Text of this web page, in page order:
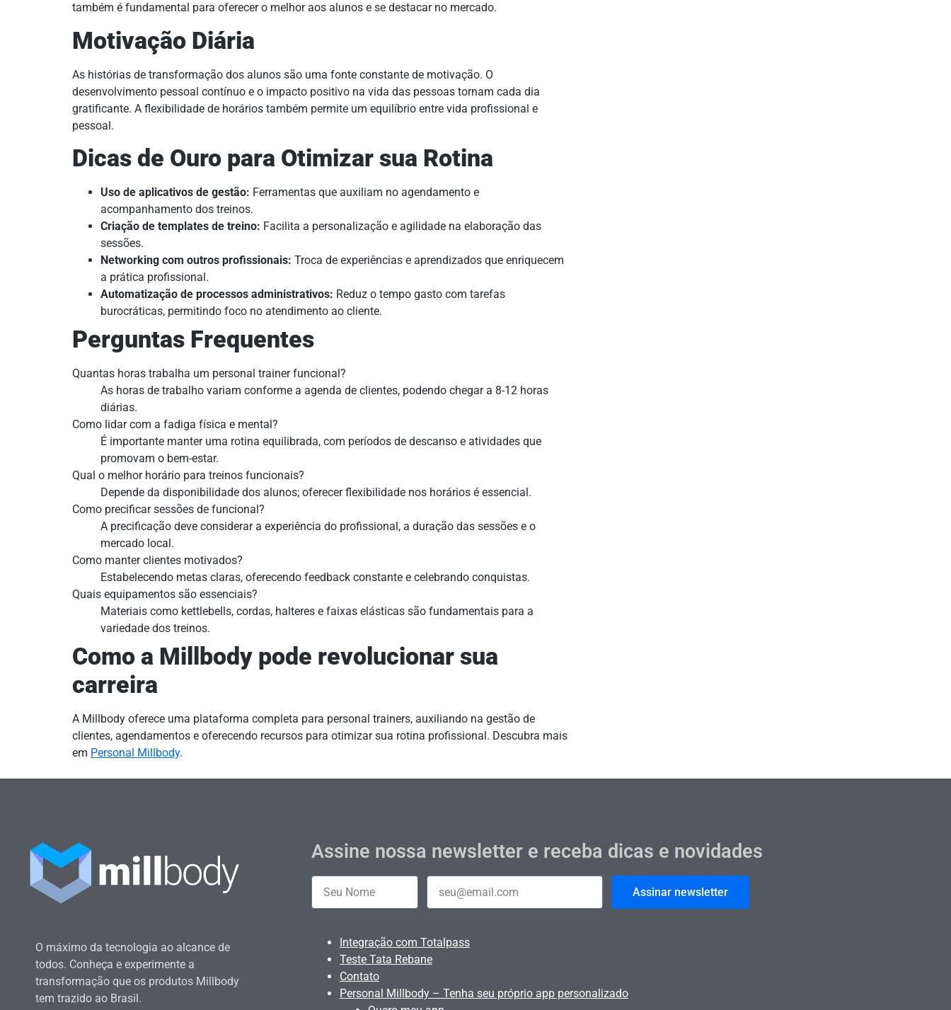
também é fundamental para oferecer o melhor aos alunos e se destacar no mercado.
Motivação Diária
As histórias de transformação dos alunos são uma fonte constante de motivação. O
desenvolvimento pessoal contínuo e o impacto positivo na vida das pessoas tornam cada dia
gratificante. A flexibilidade de horários também permite um equilíbrio entre vida profissional e
pessoal.
Dicas de Ouro para Otimizar sua Rotina
Uso de aplicativos de gestão: Ferramentas que auxiliam no agendamento e
acompanhamento dos treinos.
Criação de templates de treino: Facilita a personalização e agilidade na elaboração das
sessões.
Networking com outros profissionais: Troca de experiências e aprendizados que enriquecem
a prática profissional.
Automatização de processos administrativos: Reduz o tempo gasto com tarefas
burocráticas, permitindo foco no atendimento ao cliente.
Perguntas Frequentes
Quantas horas trabalha um personal trainer funcional?
As horas de trabalho variam conforme a agenda de clientes, podendo chegar a 8-12 horas
diárias.
Como lidar com a fadiga física e mental?
É importante manter uma rotina equilibrada, com períodos de descanso e atividades que
promovam o bem-estar.
Qual o melhor horário para treinos funcionais?
Depende da disponibilidade dos alunos; oferecer flexibilidade nos horários é essencial.
Como precificar sessões de funcional?
A precificação deve considerar a experiência do profissional, a duração das sessões e o
mercado local.
Como manter clientes motivados?
Estabelecendo metas claras, oferecendo feedback constante e celebrando conquistas.
Quais equipamentos são essenciais?
Materiais como kettlebells, cordas, halteres e faixas elásticas são fundamentais para a
variedade dos treinos.
Como a Millbody pode revolucionar sua
carreira
A Millbody oferece uma plataforma completa para personal trainers, auxiliando na gestão de
clientes, agendamentos e oferecendo recursos para otimizar sua rotina profissional. Descubra mais
em Personal Millbody.
O máximo da tecnologia ao alcance de
todos. Conheça e experimente a
transformação que os produtos Millbody
tem trazido ao Brasil.
Assine nossa newsletter e receba dicas e novidades
Assinar newsletter
Integração com Totalpass
Teste Tata Rebane
Contato
Personal Millbody – Tenha seu próprio app personalizado